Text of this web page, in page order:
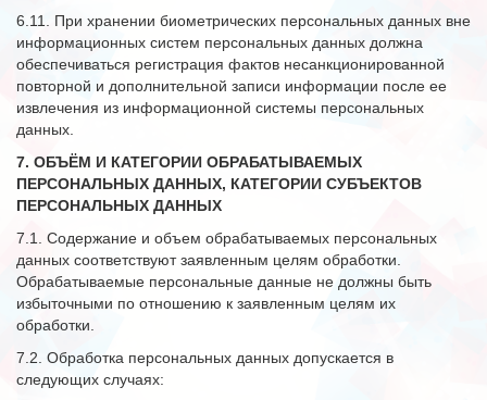
6.11. При хранении биометрических персональных данных вне
информационных систем персональных данных должна
обеспечиваться регистрация фактов несанкционированной
повторной и дополнительной записи информации после ее
извлечения из информационной системы персональных
данных.
7. ОБЪЁМ И КАТЕГОРИИ ОБРАБАТЫВАЕМЫХ
ПЕРСОНАЛЬНЫХ ДАННЫХ, КАТЕГОРИИ СУБЪЕКТОВ
ПЕРСОНАЛЬНЫХ ДАННЫХ
7.1. Содержание и объем обрабатываемых персональных
данных соответствуют заявленным целям обработки.
Обрабатываемые персональные данные не должны быть
избыточными по отношению к заявленным целям их
обработки.
7.2. Обработка персональных данных допускается в
следующих случаях: